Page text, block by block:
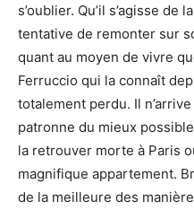
s’oublier. Qu’il s’agisse
tentative de remonter sur
quant au moyen de vivre
Ferruccio qui la connaît
totalement perdu. Il
patronne du mieux
la retrouver morte à Paris
magnifique appartement.
de la meilleure des